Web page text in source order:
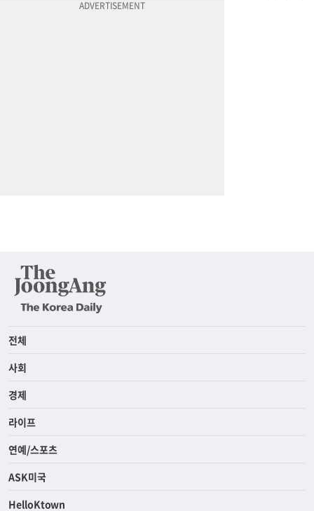
전체
사회
경제
라이프
연예/스포츠